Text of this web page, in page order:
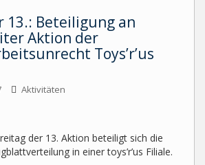
13.: Beteiligung an
Aktion der
Toys’r’us
Aktivitäten
der 13. Aktion beteiligt sich die
in einer toys’r’us Filiale.